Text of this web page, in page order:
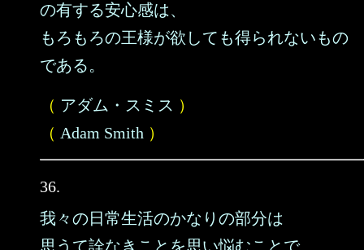
の有する安心感は、
もろもろの王様が欲しても得られないもの
である。
（ アダム・スミス ）
（ Adam Smith ）
36.
我々の日常生活のかなりの部分は
思うて詮なきことを思い悩むことで